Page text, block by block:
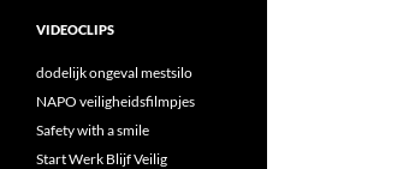
VIDEOCLIPS
dodelijk ongeval mestsilo
NAPO veiligheidsfilmpjes
Safety with a smile
Start Werk Blijf Veilig